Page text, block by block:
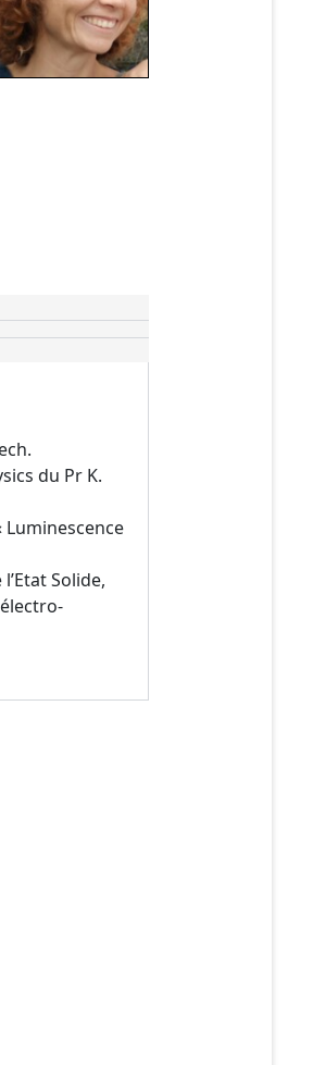
du Pr K.
Luminescence
Solide,